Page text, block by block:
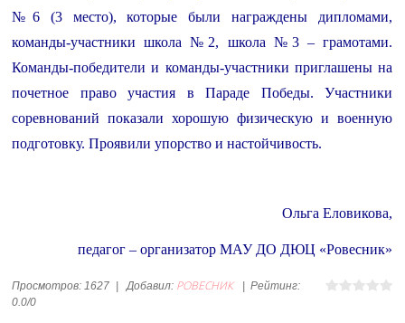
№6 (3 место), которые были награждены дипломами,
команды-участники школа №2, школа №3 – грамотами.
Команды-победители и команды-участники приглашены на
почетное право участия в Параде Победы. Участники
соревнований показали хорошую физическую и военную
подготовку. Проявили упорство и настойчивость.
Ольга Еловикова,
педагог – организатор МАУ ДО ДЮЦ «Ровесник»
Просмотров: 1627 | Добавил: РОВЕСНИК | Рейтинг:
0.0/0